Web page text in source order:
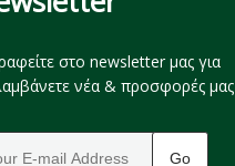
στο newsletter μας για
νέα & προσφορές μας